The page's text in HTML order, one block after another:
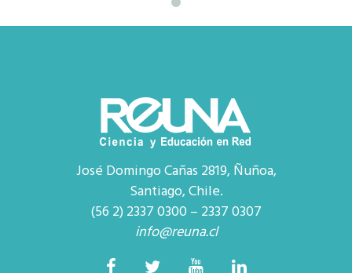
José Domingo Cañas 2819, Ñuñoa,
Santiago, Chile.
(56 2) 2337 0300 – 2337 0307
info@reuna.cl